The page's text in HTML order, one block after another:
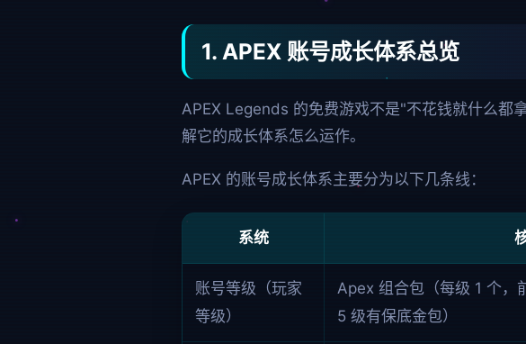
1. APEX 账号成长体系总览
APEX Legends 的免费游戏不是"不花钱就什么
解它的成长体系怎么运作。
APEX 的账号成长体系主要分为以下几条线：
系统
账号等级（玩家
等级）
Apex 组合包（每级 1 个
5 级有保底金包）